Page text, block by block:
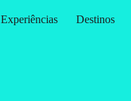
Experiências Destinos